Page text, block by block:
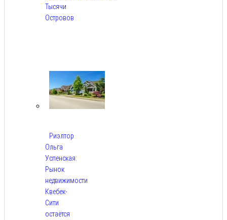
Тысячи
Островов
Риэлтор
Ольга
Успенская:
Рынок
недвижимости
Квебек-
Сити
остаётся